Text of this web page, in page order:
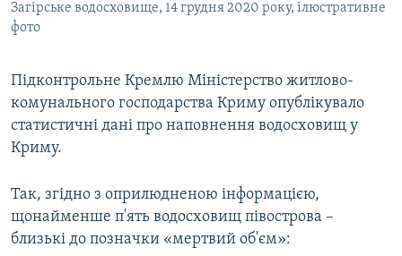
ІНФОГРАФІКА
ДОЛУЧАЙСЯ!
Усі сайти RFE/RL
Загірське водосховище, 14 грудня 2020 року, ілюстративне
фото
Підконтрольне Кремлю Міністерство житлово-
комунального господарства Криму опублікувало
статистичні дані про наповнення водосховищ у
Криму.
Так, згідно з оприлюдненою інформацією,
щонайменше п'ять водосховищ півострова –
близькі до позначки «мертвий об'єм»: